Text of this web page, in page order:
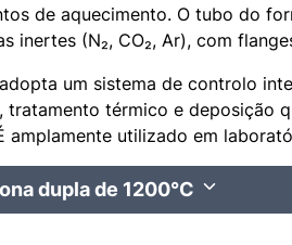
de aquecimento. O tubo do
inertes (N₂, CO₂, Ar), com
um sistema de controlo
tratamento térmico e deposição
amplamente utilizado em
dupla de 1200°C